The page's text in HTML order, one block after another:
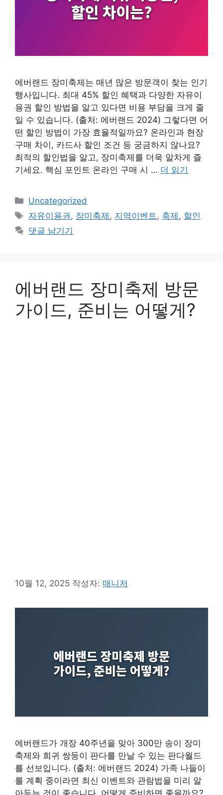
에버랜드 장미축제는 매년 많은 방문객이 찾는 인기
행사입니다. 최대 45% 할인 혜택과 다양한 자유이
용권 할인 방법을 알고 있다면 비용 부담을 크게 줄
일 수 있습니다. (출처: 에버랜드 2024) 그렇다면 어
떤 할인 방법이 가장 효율적일까요? 온라인과 현장
구매 차이, 카드사 할인 조건 등 궁금하지 않나요?
최적의 할인법을 알고, 장미축제를 더욱 알차게 즐
기세요. 핵심 포인트 온라인 구매 시 … 더 읽기
카
테
리
Uncategorized
태
그
자유이용권, 장미축제 , 지역이벤트, 축제 , 할인
댓글 남기기
에버랜드 장미축제 방문
가이드, 준비는 어떻게?
10월 12, 2025 작성자: 매니저
에버랜드가 개장 40주년을 맞아 300만 송이 장미
축제와 희귀 쌍둥이 판다를 만날 수 있는 판다월드
를 선보입니다. (출처: 에버랜드 2024) 가족 나들이
를 계획 중이라면 최신 이벤트와 관람법을 미리 알